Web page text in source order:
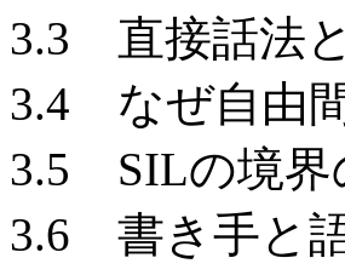
3.3 直接話法
3.4 なぜ自由
3.5 SILの境界
3.6 書き手と